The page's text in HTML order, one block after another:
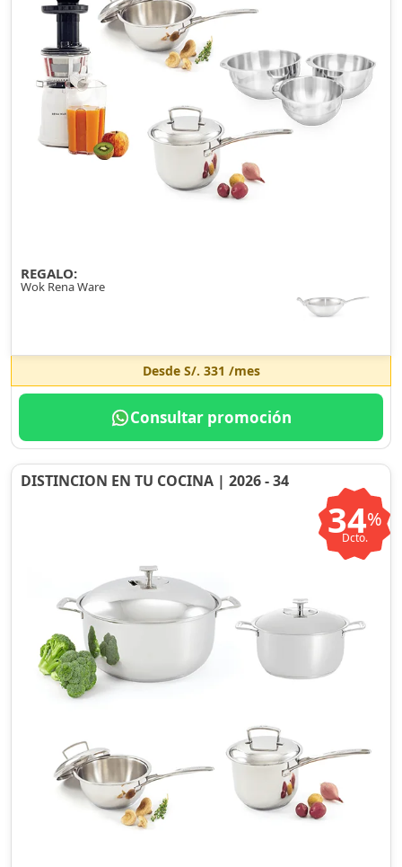
REGALO:
Wok Rena Ware
Desde S/. 331 /mes
Consultar promoción
DISTINCION EN TU COCINA | 2026 - 34
34%
Dcto.